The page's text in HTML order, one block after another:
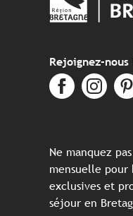
Rejoignez-nous
Ne manquez
mensuelle
exclusives et
séjour en